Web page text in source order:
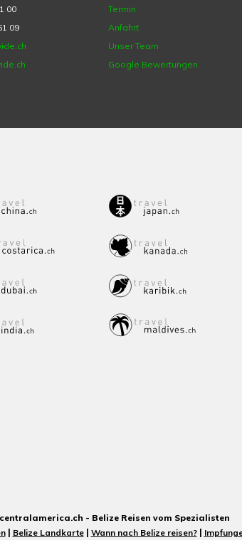
00
09
Termin
Anfahrt
Unser Team
Google Bewertungen
- Belize Reisen vom Spezialisten
| Belize Landkarte | Wann nach Belize reisen? |